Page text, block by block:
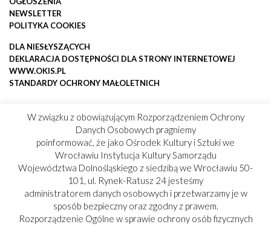
NEWSLETTER
POLITYKA COOKIES
DLA NIESŁYSZĄCYCH
DEKLARACJA DOSTĘPNOŚCI DLA STRONY INTERNETOWEJ
WWW.OKIS.PL
STANDARDY OCHRONY MAŁOLETNICH
W związku z obowiązującym Rozporządzeniem Ochrony
Danych Osobowych pragniemy
poinformować, że jako Ośrodek Kultury i Sztuki we
Wrocławiu Instytucja Kultury Samorządu
Województwa Dolnośląskiego z siedzibą we Wrocławiu 50-
101, ul. Rynek-Ratusz 24 jesteśmy
administratorem danych osobowych i przetwarzamy je w
sposób bezpieczny oraz zgodny z prawem.
Rozporządzenie Ogólne w sprawie ochrony osób fizycznych